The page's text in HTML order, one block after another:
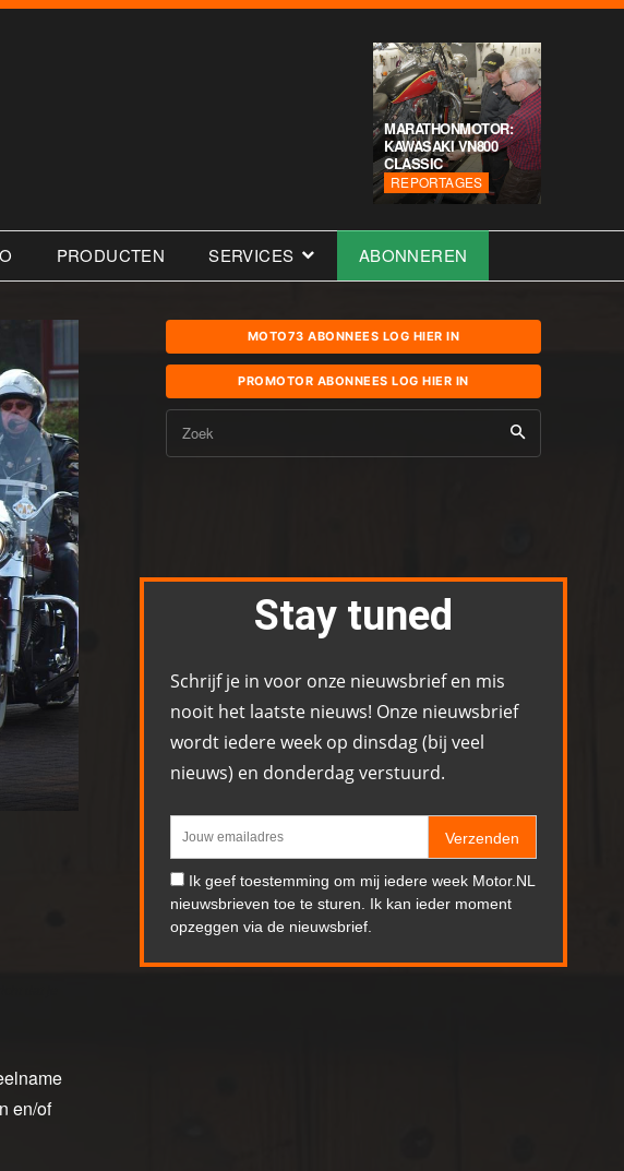
MARATHONMOTOR:
KAWASAKI VN800
CLASSIC
REPORTAGES
PRODUCTEN SERVICES ABONNEREN
en/of
MOTO73 ABONNEES LOG HIER IN
PROMOTOR ABONNEES LOG HIER IN
Zoek
Stay tuned
Schrijf je in voor onze nieuwsbrief en mis
nooit het laatste nieuws! Onze nieuwsbrief
wordt iedere week op dinsdag (bij veel
nieuws) en donderdag verstuurd.
Verzenden
Ik geef toestemming om mij iedere week Motor.NL
nieuwsbrieven toe te sturen. Ik kan ieder moment
opzeggen via de nieuwsbrief.